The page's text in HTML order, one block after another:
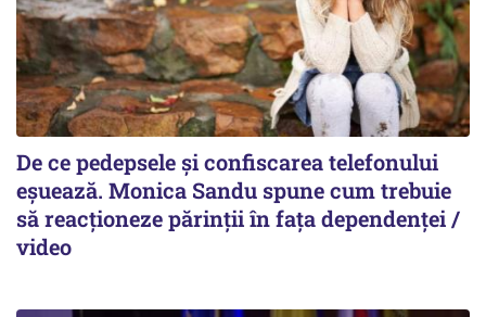
De ce pedepsele și confiscarea telefonului
eșuează. Monica Sandu spune cum trebuie
să reacționeze părinții în fața dependenței /
video